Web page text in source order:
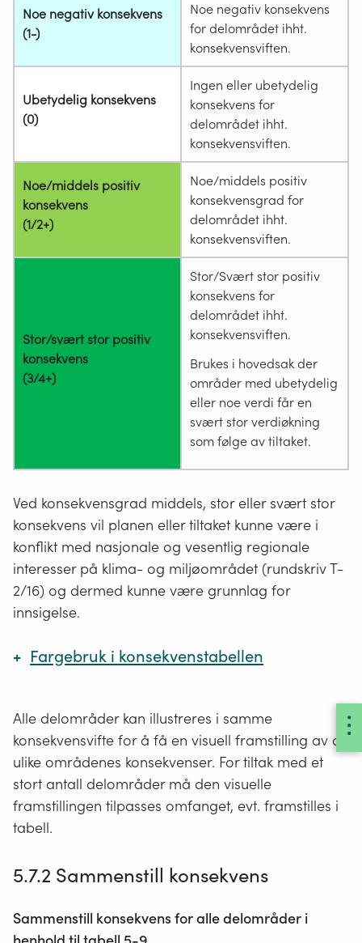
Noe negativ konsekvens
(1-)
Noe negativ konsekvens
for delområdet ihht.
konsekvensviften.
Ubetydelig konsekvens
(0)
Ingen eller ubetydelig
konsekvens for
delområdet ihht.
konsekvensviften.
Noe/middels positiv
konsekvens
(1/2+)
Noe/middels positiv
konsekvensgrad for
delområdet ihht.
konsekvensviften.
Stor/svært stor positiv
konsekvens
(3/4+)
Stor/Svært stor positiv
konsekvens for
delområdet ihht.
konsekvensviften.
Brukes i hovedsak der
områder med ubetydelig
eller noe verdi får en
svært stor verdiøkning
som følge av tiltaket.
Ved konsekvensgrad middels, stor eller svært stor
konsekvens vil planen eller tiltaket kunne være i
konflikt med nasjonale og vesentlig regionale
interesser på klima- og miljøområdet (rundskriv T-
2/16) og dermed kunne være grunnlag for
innsigelse.
Fargebruk i konsekvenstabellen
Konsekvensgrad for
delområder
RGB-
kode
Svært stor negativ
konsekvens (4-)
0, 32, 96
konsekvens (2-)
Alle delområder kan illustreres i samme
konsekvensvifte for å få en visuell framstilling av de
ulike områdenes konsekvenser. For tiltak med et
stort antall delområder må den visuelle
framstillingen tilpasses omfanget, evt. framstilles i
tabell.
5.7.2 Sammenstill konsekvens
Sammenstill konsekvens for alle delområder i